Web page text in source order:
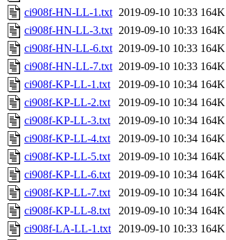
ci908f-HN-LL-1.txt 2019-09-10 10:33 164K
ci908f-HN-LL-3.txt 2019-09-10 10:33 164K
ci908f-HN-LL-6.txt 2019-09-10 10:33 164K
ci908f-HN-LL-7.txt 2019-09-10 10:33 164K
ci908f-KP-LL-1.txt
2019-09-10 10:34 164K
ci908f-KP-LL-2.txt
2019-09-10 10:34 164K
ci908f-KP-LL-3.txt
2019-09-10 10:34 164K
ci908f-KP-LL-4.txt
2019-09-10 10:34 164K
ci908f-KP-LL-5.txt
2019-09-10 10:34 164K
ci908f-KP-LL-6.txt
2019-09-10 10:34 164K
ci908f-KP-LL-7.txt
2019-09-10 10:34 164K
ci908f-KP-LL-8.txt
2019-09-10 10:34 164K
ci908f-LA-LL-1.txt
2019-09-10 10:33 164K